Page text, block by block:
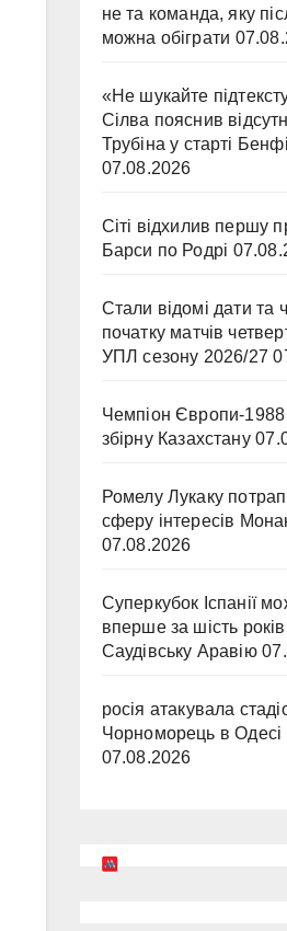
не та команда, яку
можна обіграти
«Не шукайте
Сілва пояснив
Трубіна у старті
07.08.2026
Сіті відхилив першу
Барси по Родрі
Стали відомі дати та
початку матчів
УПЛ сезону 2026/27
Чемпіон Європи-1988
збірну Казахстану
Ромелу Лукаку
сферу інтересів
07.08.2026
Суперкубок Іспанії
вперше за шість
Саудівську Аравію
росія атакувала
Чорноморець в Одесі
07.08.2026